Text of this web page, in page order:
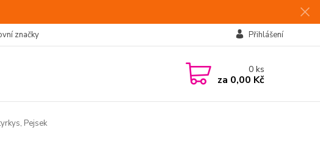
značky Přihlášení
0ks
za 0,00 Kč
Pejsek